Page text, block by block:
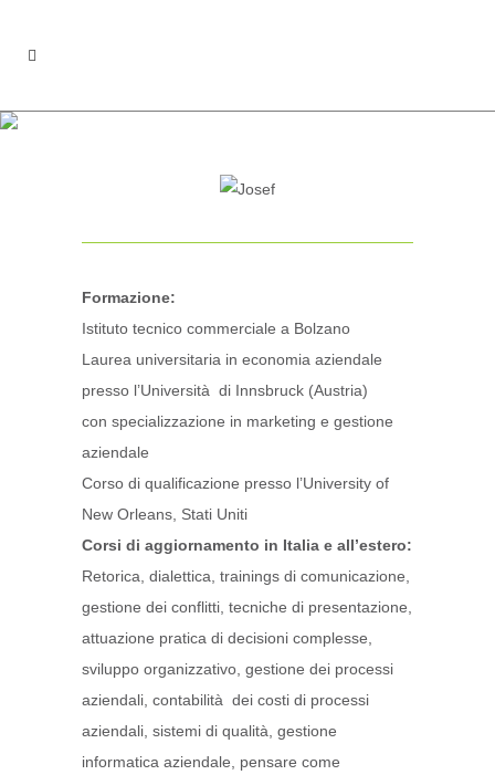
Formazione:
Istituto tecnico commerciale a Bolzano
Laurea universitaria in economia aziendale
presso l’Università di Innsbruck (Austria)
con specializzazione in marketing e gestione
aziendale
Corso di qualificazione presso l’University of
New Orleans, Stati Uniti
Corsi di aggiornamento in Italia e all’estero:
Retorica, dialettica, trainings di comunicazione,
gestione dei conflitti, tecniche di presentazione,
attuazione pratica di decisioni complesse,
sviluppo organizzativo, gestione dei processi
aziendali, contabilità dei costi di processi
aziendali, sistemi di qualità, gestione
informatica aziendale, pensare come